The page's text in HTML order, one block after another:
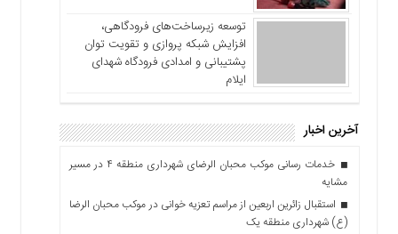
توسعه زیرساخت‌های فرودگاهی،
افزایش شبکه پروازی و تقویت توان
پشتیبانی و امدادی فرودگاه شهدای
ایلام
آخرین اخبار
خدمات رسانی موکب محبان الرضای شهرداری منطقه ۴ در مسیر
مشایه
استقبال زائرین اربعین از مراسم تعزیه خوانی در موکب محبان الرضا
(ع) شهرداری منطقه یک